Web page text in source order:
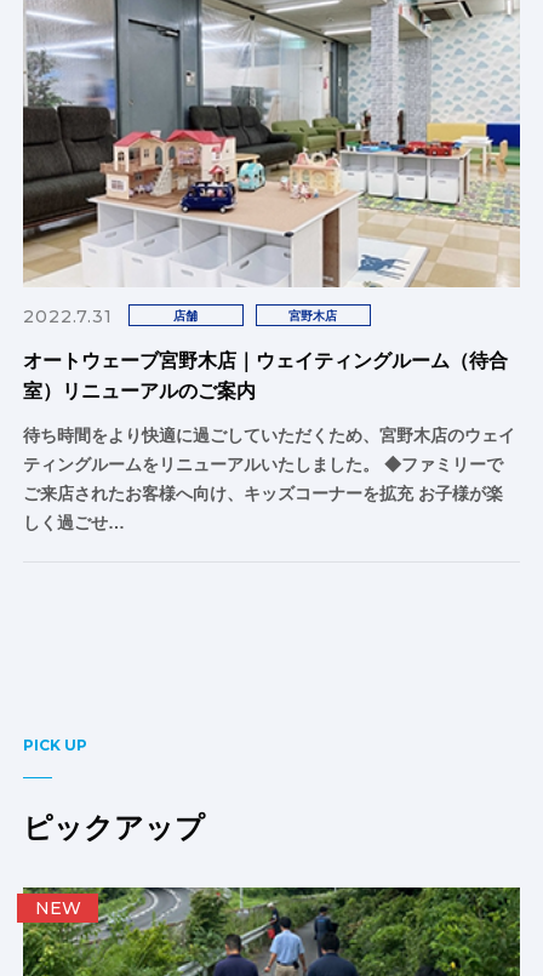
2022.7.31 店舗 宮野木店
オートウェーブ宮野木店｜ウェイティングルーム（待合
室）リニューアルのご案内
待ち時間をより快適に過ごしていただくため、宮野木店のウェイ
ティングルームをリニューアルいたしました。 ◆ファミリーで
ご来店されたお客様へ向け、キッズコーナーを拡充 お子様が楽
しく過ごせ…
PICK UP
ピックアップ
NEW